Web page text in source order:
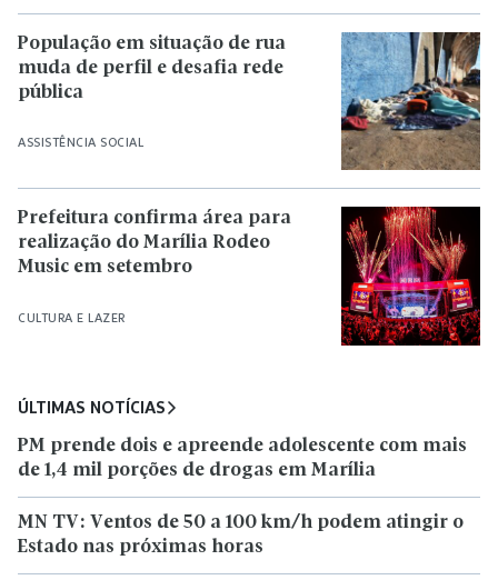
ASSISTÊNCIA SOCIAL
População em situação de rua
muda de perfil e desafia rede
pública
CULTURA E LAZER
Prefeitura confirma área para
realização do Marília Rodeo
Music em setembro
ÚLTIMAS NOTÍCIAS
PM prende dois e apreende adolescente com mais
de 1,4 mil porções de drogas em Marília
MN TV: Ventos de 50 a 100 km/h podem atingir o
Estado nas próximas horas